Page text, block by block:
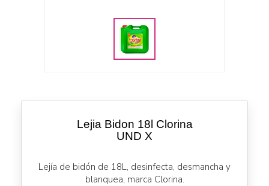
Lejia Bidon 18l Clorina
UND X
Lejía de bidón de 18L, desinfecta, desmancha y
blanquea, marca Clorina.